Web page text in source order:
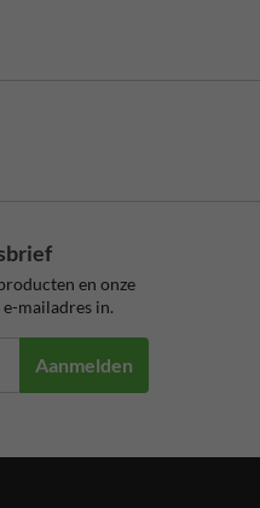
en onze
mailadres in.
Aanmelden